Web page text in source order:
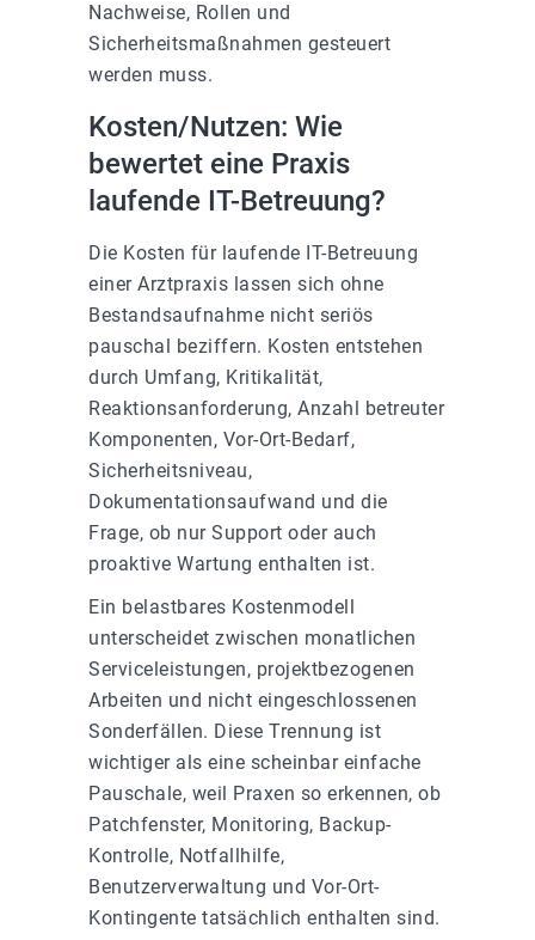
Nachweise, Rollen und
Sicherheitsmaßnahmen gesteuert
werden muss.
Kosten/Nutzen: Wie
bewertet eine Praxis
laufende IT-Betreuung?
Die Kosten für laufende IT-Betreuung
einer Arztpraxis lassen sich ohne
Bestandsaufnahme nicht seriös
pauschal beziffern. Kosten entstehen
durch Umfang, Kritikalität,
Reaktionsanforderung, Anzahl betreuter
Komponenten, Vor-Ort-Bedarf,
Sicherheitsniveau,
Dokumentationsaufwand und die
Frage, ob nur Support oder auch
proaktive Wartung enthalten ist.
Ein belastbares Kostenmodell
unterscheidet zwischen monatlichen
Serviceleistungen, projektbezogenen
Arbeiten und nicht eingeschlossenen
Sonderfällen. Diese Trennung ist
wichtiger als eine scheinbar einfache
Pauschale, weil Praxen so erkennen, ob
Patchfenster, Monitoring, Backup-
Kontrolle, Notfallhilfe,
Benutzerverwaltung und Vor-Ort-
Kontingente tatsächlich enthalten sind.